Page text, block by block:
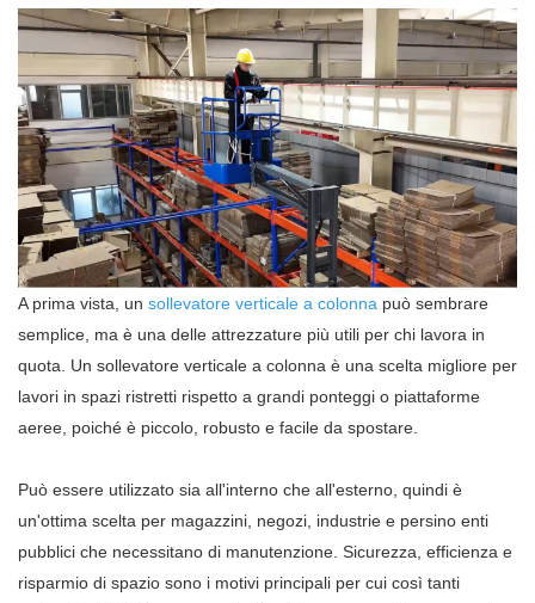
A prima vista, un sollevatore verticale a colonna può sembrare
semplice, ma è una delle attrezzature più utili per chi lavora in
quota. Un sollevatore verticale a colonna è una scelta migliore per
lavori in spazi ristretti rispetto a grandi ponteggi o piattaforme
aeree, poiché è piccolo, robusto e facile da spostare.
Può essere utilizzato sia all'interno che all'esterno, quindi è
un'ottima scelta per magazzini, negozi, industrie e persino enti
pubblici che necessitano di manutenzione. Sicurezza, efficienza e
risparmio di spazio sono i motivi principali per cui così tanti